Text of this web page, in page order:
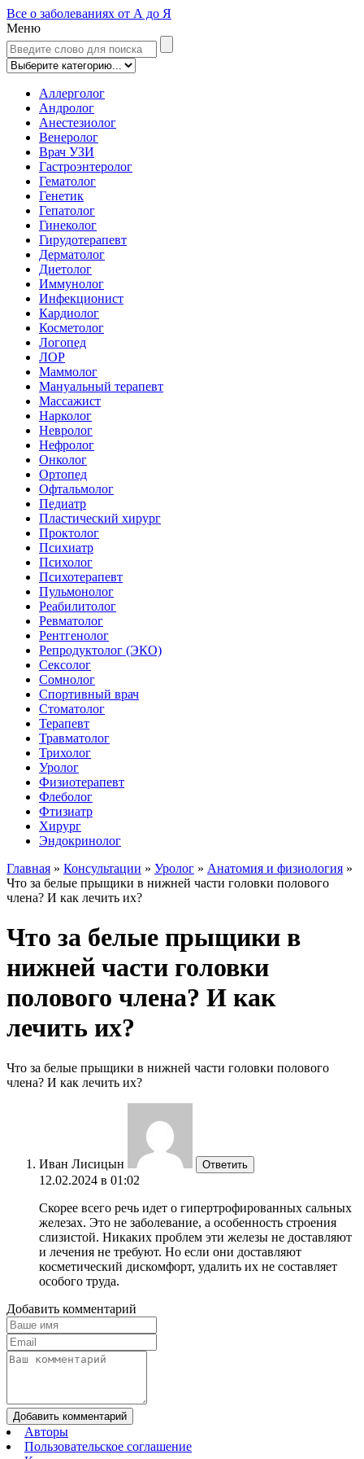
Все о заболеваниях от А до Я
Меню
Аллерголог
Андролог
Анестезиолог
Венеролог
Врач УЗИ
Гастроэнтеролог
Гематолог
Генетик
Гепатолог
Гинеколог
Гирудотерапевт
Дерматолог
Диетолог
Иммунолог
Инфекционист
Кардиолог
Косметолог
Логопед
ЛОР
Маммолог
Мануальный терапевт
Массажист
Нарколог
Невролог
Нефролог
Онколог
Ортопед
Офтальмолог
Педиатр
Пластический хирург
Проктолог
Психиатр
Психолог
Психотерапевт
Пульмонолог
Реабилитолог
Ревматолог
Рентгенолог
Репродуктолог (ЭКО)
Сексолог
Сомнолог
Спортивный врач
Стоматолог
Терапевт
Травматолог
Трихолог
Уролог
Физиотерапевт
Флеболог
Фтизиатр
Хирург
Эндокринолог
Главная » Консультации » Уролог » Анатомия и физиология »
Что за белые прыщики в нижней части головки полового
члена? И как лечить их?
Что за белые прыщики в
нижней части головки
полового члена? И как
лечить их?
Что за белые прыщики в нижней части головки полового
члена? И как лечить их?
Иван Лисицын Ответить
12.02.2024 в 01:02
Скорее всего речь идет о гипертрофированных сальных
железах. Это не заболевание, а особенность строения
слизистой. Никаких проблем эти железы не доставляют
и лечения не требуют. Но если они доставляют
косметический дискомфорт, удалить их не составляет
особого труда.
Добавить комментарий
Добавить комментарий
Авторы
Пользовательское соглашение